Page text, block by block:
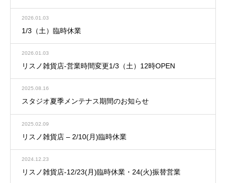
2026.01.03
1/3（土）臨時休業
2026.01.03
リスノ雑貨店-営業時間変更1/3（土）12時OPEN
2025.08.16
スタジオ夏季メンテナス期間のお知らせ
2025.02.09
リスノ雑貨店 – 2/10(月)臨時休業
2024.12.23
リスノ雑貨店-12/23(月)臨時休業・24(火)振替営業